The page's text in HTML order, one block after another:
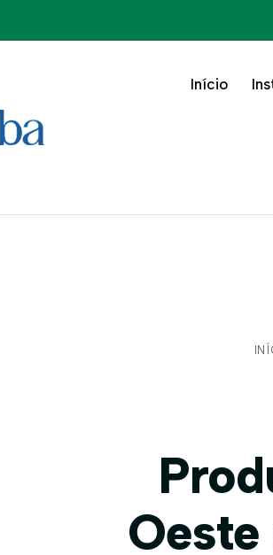
Início